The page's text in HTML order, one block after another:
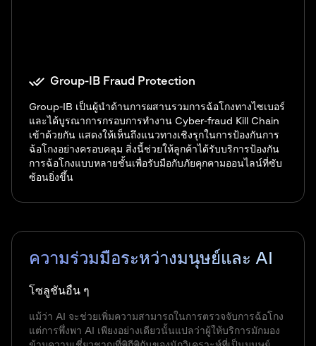
Group-IB Fraud Protection
Group-IB เป็นผู้นำด้านการผสานรวมการฉ้อโกงทางไซเบอร์
และได้บูรณาการกรอบการทำงาน Cyber-fraud Kill Chain
เข้าด้วยกัน แสดงให้เห็นถึงแนวทางเชิงรุกในการป้องกันการ
ฉ้อโกงอย่างครอบคลุม สิ่งนี้ช่วยให้ลูกค้าได้รับบริการป้องกัน
การฉ้อโกงแบบหลายชั้นเพื่อรับมือกับภัยคุกคามออนไลน์ที่ซับ
ซ้อนยิ่งขึ้น
ความร่วมมือระหว่างมนุษย์และ AI
โซลูชันอื่น ๆ
แม้ว่า AI จะช่วยเพิ่มความสามารถในการตรวจจับการฉ้อโกง
แต่การพึ่งพา AI เพียงอย่างเดียวนั้นแปลว่าผู้ให้บริการมักมอง